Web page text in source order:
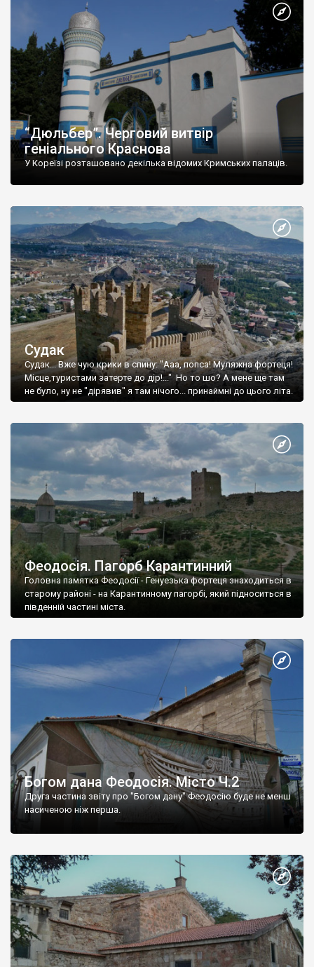
“Дюльбер”. Черговий витвір
геніального Краснова
У Кореїзі розташовано декілька відомих Кримських палаців.
Судак
Судак... Вже чую крики в спину: "Ааа, попса! Муляжна фортеця!
Місце,туристами затерте до дір!..." Но то шо? А мене ще там
не було, ну не "дірявив" я там нічого... принаймні до цього літа.
Феодосія. Пагорб Карантинний
Головна памятка Феодосії - Генуезька фортеця знаходиться в
старому районі - на Карантинному пагорбі, який підноситься в
південній частині міста.
Богом дана Феодосія. Місто Ч.2
Друга частина звіту про "Богом дану" Феодосію буде не менш
насиченою ніж перша.